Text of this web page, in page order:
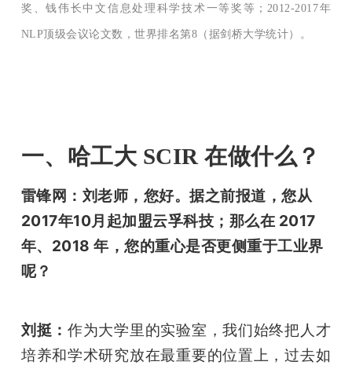
奖、钱伟长中文信息处理科学技术一等奖等；2012-2017年
NLP顶级会议论文数，世界排名第8（据剑桥大学统计）。
一、哈工大 SCIR 在做什么？
雷锋网：刘老师，您好。据之前报道，您从
2017年10月起加盟云孚科技；那么在 2017
年、2018 年，您的重心是否更侧重于工业界
呢？
刘挺：作为大学里的实验室，我们始终把人才
培养和学术研究放在最重要的位置上，过去如